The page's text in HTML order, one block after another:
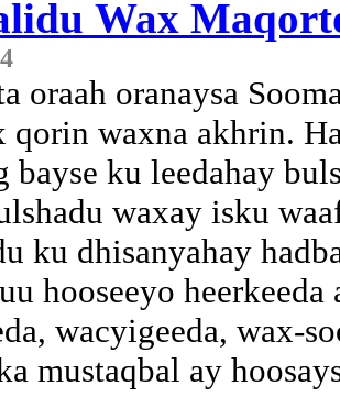
Wax
oraah oranaysa
qorin waxna akhrin.
bayse ku leedahay
waxay isku
ku dhisanyahay
hooseeyo
wacyigeeda, wax-
mustaqbal ay